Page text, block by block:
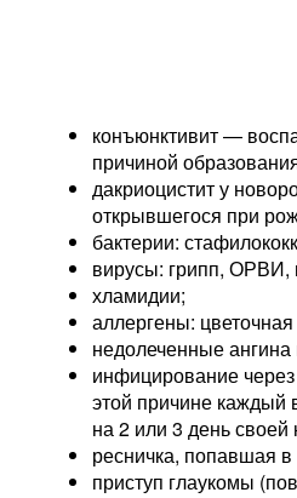
конъюнктивит —
причиной
дакриоцистит у
открывшегося при
бактерии:
вирусы: грипп, ОРВИ,
хламидии;
аллергены:
недолеченные ангина
инфицирование
этой причине каждый
на 2 или 3 день
ресничка, попавшая в
приступ глаукомы